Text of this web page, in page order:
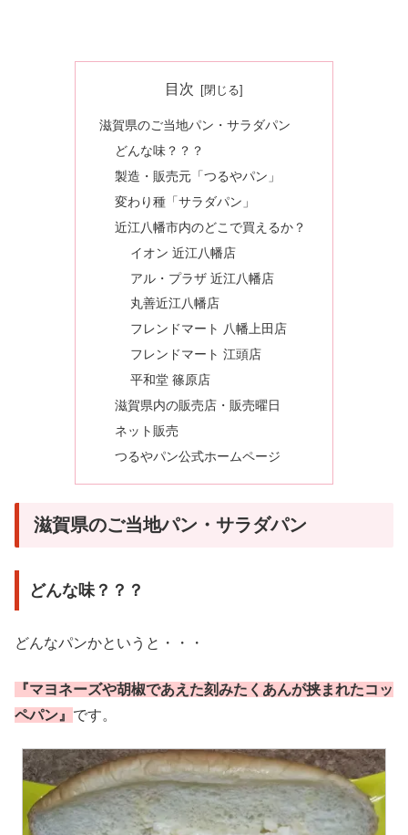
目次
滋賀県のご当地パン・サラダパン
どんな味？？？
製造・販売元「つるやパン」
変わり種「サラダパン」
近江八幡市内のどこで買えるか？
イオン 近江八幡店
アル・プラザ 近江八幡店
丸善近江八幡店
フレンドマート 八幡上田店
フレンドマート 江頭店
平和堂 篠原店
滋賀県内の販売店・販売曜日
ネット販売
つるやパン公式ホームページ
滋賀県のご当地パン・サラダパン
どんな味？？？
どんなパンかというと・・・
『マヨネーズや胡椒であえた刻みたくあんが挟まれたコッ
ペパン』 です。